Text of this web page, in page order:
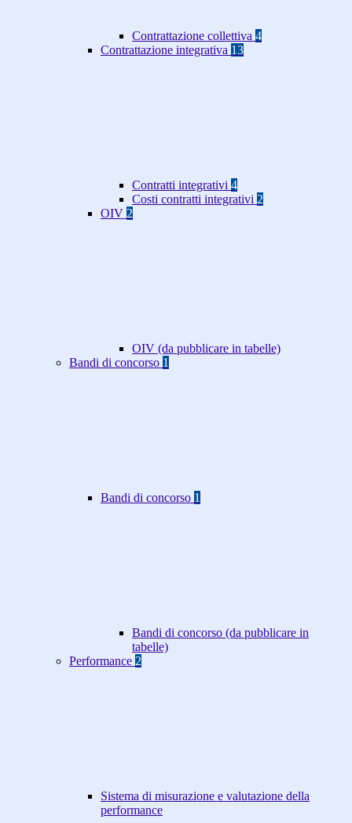
Contrattazione collettiva 4
Contrattazione integrativa 13
Contratti integrativi 4
Costi contratti integrativi 2
OIV 2
OIV (da pubblicare in tabelle)
Bandi di concorso 1
Bandi di concorso 1
Bandi di concorso (da pubblicare in
tabelle)
Performance 2
Sistema di misurazione e valutazione della
performance